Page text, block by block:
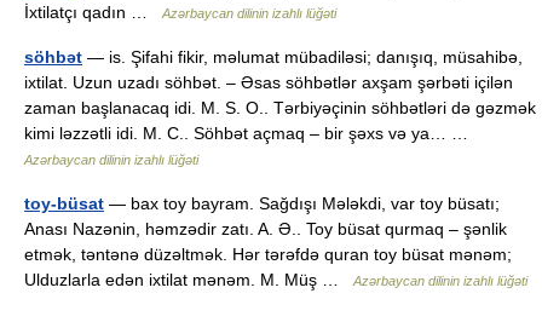
İxtilatçı qadın …
Azərbaycan dilinin izahlı lüğəti
söhbət — is. Şifahi fikir, məlumat mübadiləsi; danışıq, müsahibə,
ixtilat. Uzun uzadı söhbət. – Əsas söhbətlər axşam şərbəti içilən
zaman başlanacaq idi. M. S. O.. Tərbiyəçinin söhbətləri də gəzmək
kimi ləzzətli idi. M. C.. Söhbət açmaq – bir şəxs və ya… …
Azərbaycan dilinin izahlı lüğəti
toy-büsat — bax toy bayram. Sağdışı Mələkdi, var toy büsatı;
Anası Nazənin, həmzədir zatı. A. Ə.. Toy büsat qurmaq – şənlik
etmək, təntənə düzəltmək. Hər tərəfdə quran toy büsat mənəm;
Ulduzlarla edən ixtilat mənəm. M. Müş …
Azərbaycan dilinin izahlı lüğəti